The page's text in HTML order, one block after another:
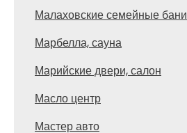
Малаховские семейные бани
Марбелла, сауна
Марийские двери, салон
Масло центр
Мастер авто